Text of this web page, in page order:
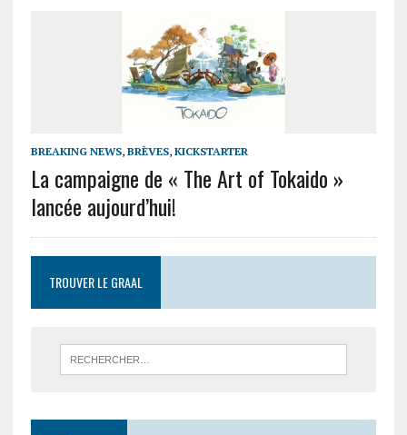
BREAKING NEWS, BRÈVES, KICKSTARTER
La campaigne de « The Art of Tokaido »
lancée aujourd’hui!
TROUVER LE GRAAL